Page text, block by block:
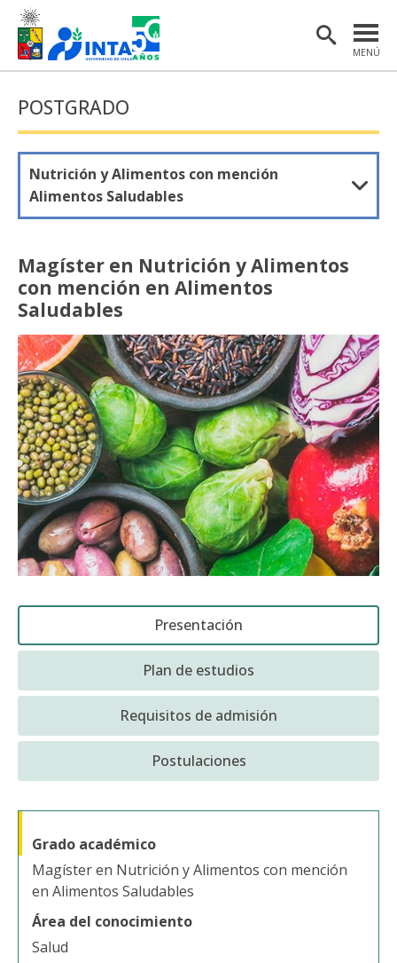
MENÚ
INSTITUTO
INVESTIGACIÓN
MATERIAL DE INTERÉS
Estudiantes
Académicas/os
Funcionarias/os
POSTGRADO
Nutrición y Alimentos con mención
Alimentos Saludables
Magíster en Nutrición y Alimentos
con mención en Alimentos
Saludables
Presentación
Plan de estudios
Requisitos de admisión
Postulaciones
Grado académico
Magíster en Nutrición y Alimentos con mención
en Alimentos Saludables
Área del conocimiento
Salud